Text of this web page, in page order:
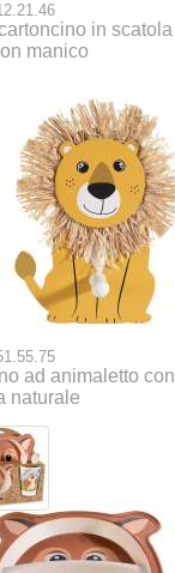
in scatola
manico
ad animaletto con
naturale